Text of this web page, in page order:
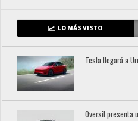
LO MÁS VISTO
Tesla llegará a
Oversil presenta